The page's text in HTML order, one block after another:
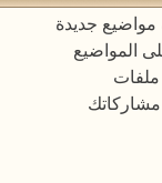
مواضيع جديدة
المواضيع
ملفات
مشاركاتك